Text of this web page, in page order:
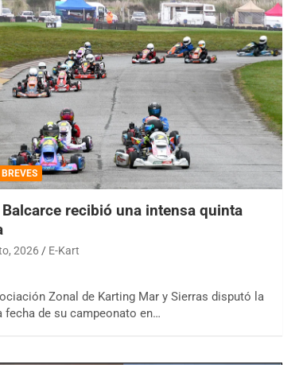
BREVES
recibió una intensa quinta
2026 E-Kart
Zonal de Karting Mar y Sierras disputó la
fecha de su campeonato en…